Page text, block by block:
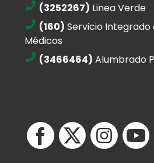
(3252267) Linea Verde
(160) Servicio Integrado
Médicos
(3466464) Alumbrado